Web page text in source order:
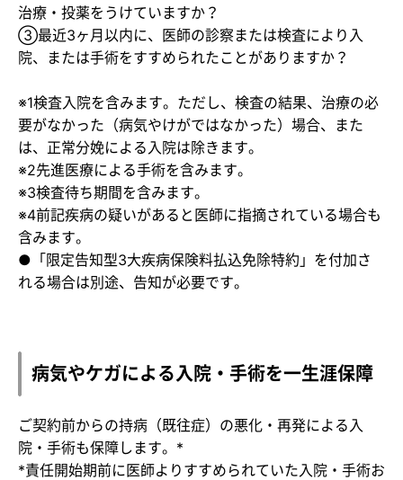
治療・投薬をうけていますか？
③最近3ヶ月以内に、医師の診察または検査により入
院、または手術をすすめられたことがありますか？
※1検査入院を含みます。ただし、検査の結果、治療の必
要がなかった（病気やけがではなかった）場合、また
は、正常分娩による入院は除きます。
※2先進医療による手術を含みます。
※3検査待ち期間を含みます。
※4前記疾病の疑いがあると医師に指摘されている場合も
含みます。
●「限定告知型3大疾病保険料払込免除特約」を付加さ
れる場合は別途、告知が必要です。
病気やケガによる入院・手術を一生涯保障
ご契約前からの持病（既往症）の悪化・再発による入
院・手術も保障します。*
*責任開始期前に医師よりすすめられていた入院・手術お